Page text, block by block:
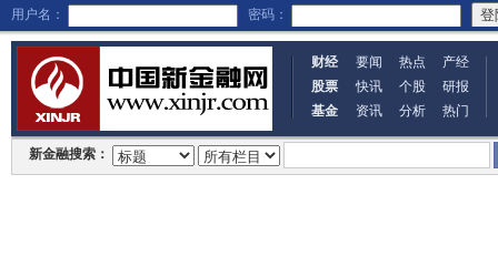
用户名： 密码：
财经 要闻 热点
产经
股票
快讯 个股
研报
基金
资讯 分析 热门
新金融搜索：